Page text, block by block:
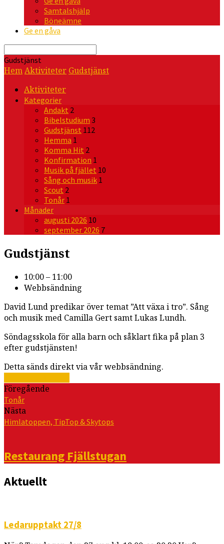
Samtalshjälp
Böneämne
Ge en gåva
Sök
Gudstjänst
HemAktiviteter Gudstjänst
Aktiviteter
Kategorier
Andakt 2
Bibelstudium 3
Gudstjänst 112
Hemma 1
Komma Hit 2
Konfirmation 1
Musik på fjället 10
Sång och musik 1
Scout 2
Tonår 1
Månader
augusti 2026 10
september 2026 7
Gudstjänst
10:00 – 11:00
Webbsändning
David Lund predikar över temat ”Att växa i tro”. Sång
och musik med Camilla Gert samt Lukas Lundh.
Söndagsskola för alla barn och såklart fika på plan 3
efter gudstjänsten!
Detta sänds direkt via vår webbsändning.
Föregående
Tonår
Nästa
Himlatoppen, TipTop & Skytops
Restaurang Fjällstugan
Aktuellt
Ledarupptakt 27/8